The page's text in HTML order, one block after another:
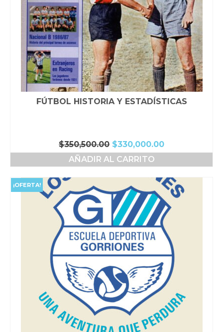
FÚTBOL HISTORIA Y ESTADÍSTICAS
$350,500.00 El
precio
original
$350,500.00.
$330,000.00El
precio
$330,000.00.
AÑADIR AL CARRITO
¡OFERTA!